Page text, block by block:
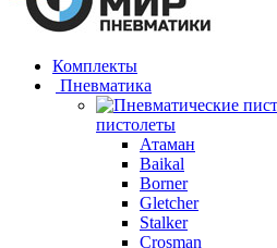
Комплекты
Пневматика
пистолеты
Атаман
Baikal
Borner
Gletcher
Stalker
Crosman